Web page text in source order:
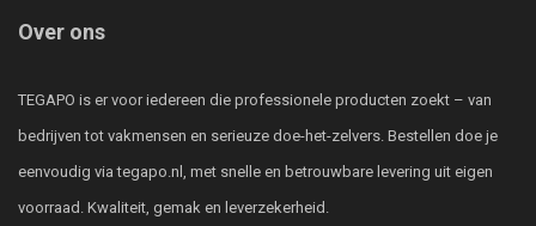
Over ons
TEGAPO is er voor iedereen die professionele producten zoekt – van
bedrijven tot vakmensen en serieuze doe-het-zelvers. Bestellen doe je
eenvoudig via tegapo.nl, met snelle en betrouwbare levering uit eigen
voorraad. Kwaliteit, gemak en leverzekerheid.